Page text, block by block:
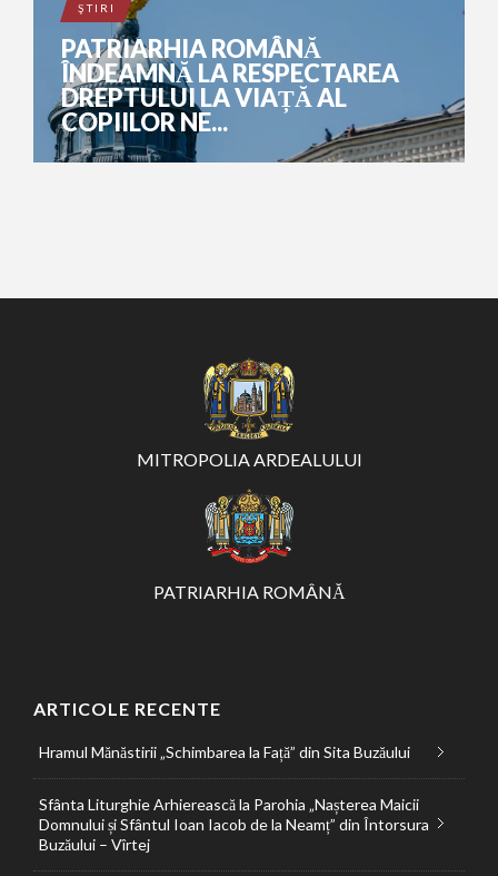
ŞTIRI
PATRIARHIA ROMÂNĂ
ÎNDEAMNĂ LA RESPECTAREA
DREPTULUI LA VIAȚĂ AL
COPIILOR NE...
MITROPOLIA ARDEALULUI
PATRIARHIA ROMÂNĂ
ARTICOLE RECENTE
Hramul Mănăstirii „Schimbarea la Față” din Sita Buzăului
Sfânta Liturghie Arhierească la Parohia „Nașterea Maicii
Domnului și Sfântul Ioan Iacob de la Neamț” din Întorsura
Buzăului – Vîrtej